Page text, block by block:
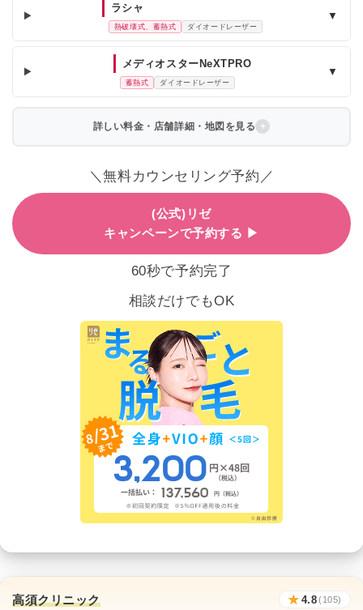
ラシャ
熱破壊式、蓄熱式 ダイオードレーザー
▼
メディオスターNeXTPRO
蓄熱式 ダイオードレーザー
▼
詳しい料金・店舗詳細・地図を見る
＼無料カウンセリング予約／
(公式)リゼ
キャンペーンで予約する ▶
60秒で予約完了
相談だけでもOK
高須クリニック ★ 4.8(105)